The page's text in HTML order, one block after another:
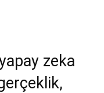
zeka